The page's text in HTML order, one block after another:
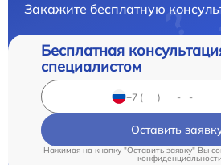
Закажите бесплатную
Бесплатная
специалистом
Оставить
Нажимая на кнопку "Оставить заявку" Вы
конфиденциальности